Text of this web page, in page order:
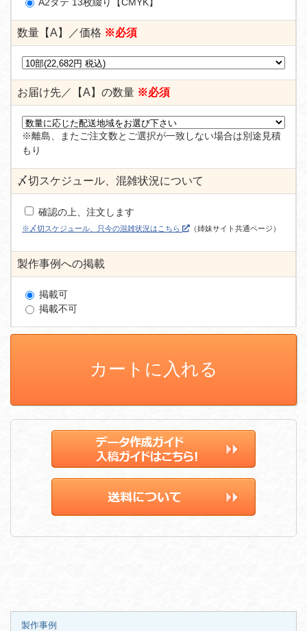
数量【A】／価格 ※必須
お届け先／【A】の数量 ※必須
※離島、またご注文数とご選択が一致しない場合は別途見積
もり
〆切スケジュール、混雑状況について
確認の上、注文します
※〆切スケジュール、只今の混雑状況はこちら （姉妹サイト共通ページ）
製作事例への掲載
掲載可
掲載不可
製作事例